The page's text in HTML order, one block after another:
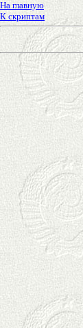
На главную
К скриптам